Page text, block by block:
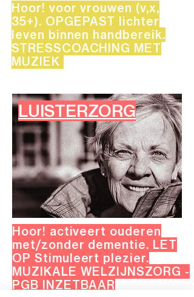
Hoor! voor vrouwen (v,x,
35+). OPGEPAST lichter
leven binnen handbereik.
STRESSCOACHING MET
MUZIEK
LUISTERZORG
Hoor! activeert ouderen
met/zonder dementie. LET
OP Stimuleert plezier.
MUZIKALE WELZIJNSZORG -
PGB INZETBAAR